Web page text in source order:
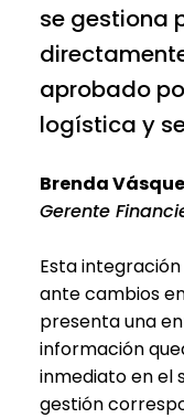
se gestiona
aprobado
logística y
Brenda
Gerente
Esta
ante cambios
presenta una
información
inmediato en el
gestión